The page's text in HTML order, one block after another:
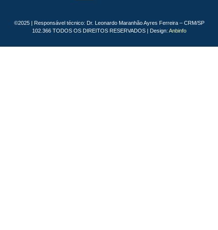
©2025 | Responsável técnico: Dr. Leonardo Maranhão Ayres Ferreira – CRM/SP
102.366 TODOS OS DIREITOS RESERVADOS | Design: Anbinfo